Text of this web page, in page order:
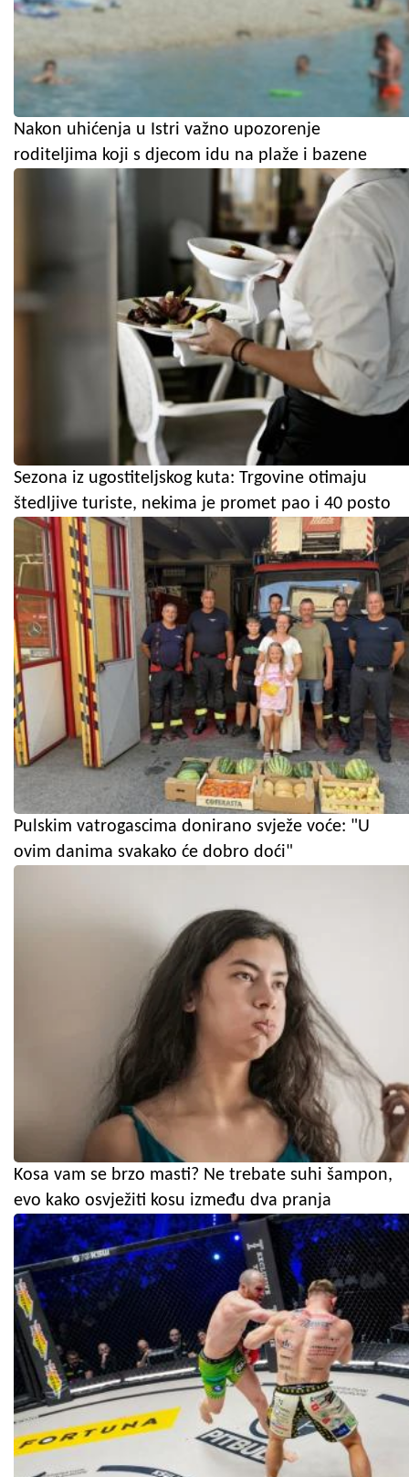
Nakon uhićenja u Istri važno upozorenje
roditeljima koji s djecom idu na plaže i bazene
Sezona iz ugostiteljskog kuta: Trgovine otimaju
štedljive turiste, nekima je promet pao i 40 posto
Pulskim vatrogascima donirano svježe voće: "U
ovim danima svakako će dobro doći"
Kosa vam se brzo masti? Ne trebate suhi šampon,
evo kako osvježiti kosu između dva pranja